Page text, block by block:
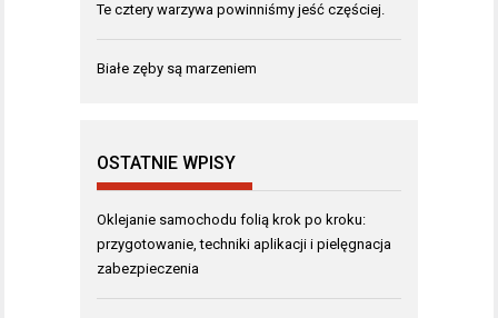
Te cztery warzywa powinniśmy jeść częściej.
Białe zęby są marzeniem
OSTATNIE WPISY
Oklejanie samochodu folią krok po kroku:
przygotowanie, techniki aplikacji i pielęgnacja
zabezpieczenia